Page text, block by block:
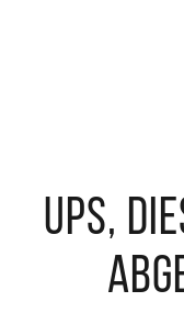
Ups,